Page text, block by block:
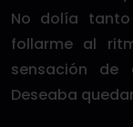
No dolía
follarme al
sensación de
Deseaba